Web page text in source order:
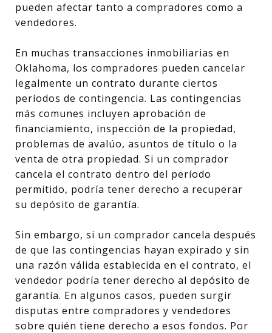
pueden afectar tanto a compradores como a
vendedores.
En muchas transacciones inmobiliarias en
Oklahoma, los compradores pueden cancelar
legalmente un contrato durante ciertos
períodos de contingencia. Las contingencias
más comunes incluyen aprobación de
financiamiento, inspección de la propiedad,
problemas de avalúo, asuntos de título o la
venta de otra propiedad. Si un comprador
cancela el contrato dentro del período
permitido, podría tener derecho a recuperar
su depósito de garantía.
Sin embargo, si un comprador cancela después
de que las contingencias hayan expirado y sin
una razón válida establecida en el contrato, el
vendedor podría tener derecho al depósito de
garantía. En algunos casos, pueden surgir
disputas entre compradores y vendedores
sobre quién tiene derecho a esos fondos. Por